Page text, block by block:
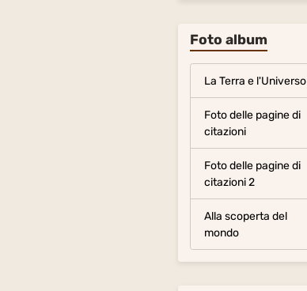
Foto album
La Terra e l'Universo
Foto delle pagine di
citazioni
Foto delle pagine di
citazioni 2
Alla scoperta del
mondo